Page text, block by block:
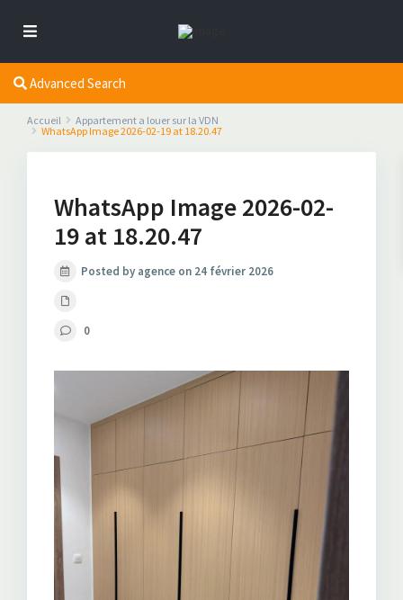
Advanced Search
Accueil
Appartement a louer sur la VDN
WhatsApp Image 2026-02-19 at 18.20.47
WhatsApp Image 2026-02-
19 at 18.20.47
Posted by agence on 24 février 2026
0